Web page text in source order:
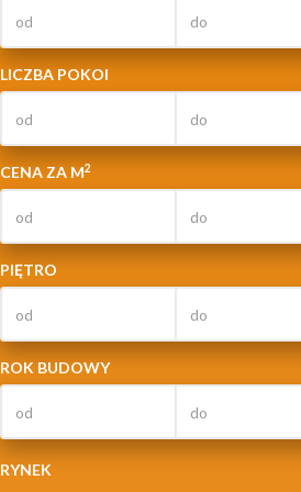
LICZBA POKOI
CENA ZA M2
PIĘTRO
ROK BUDOWY
RYNEK